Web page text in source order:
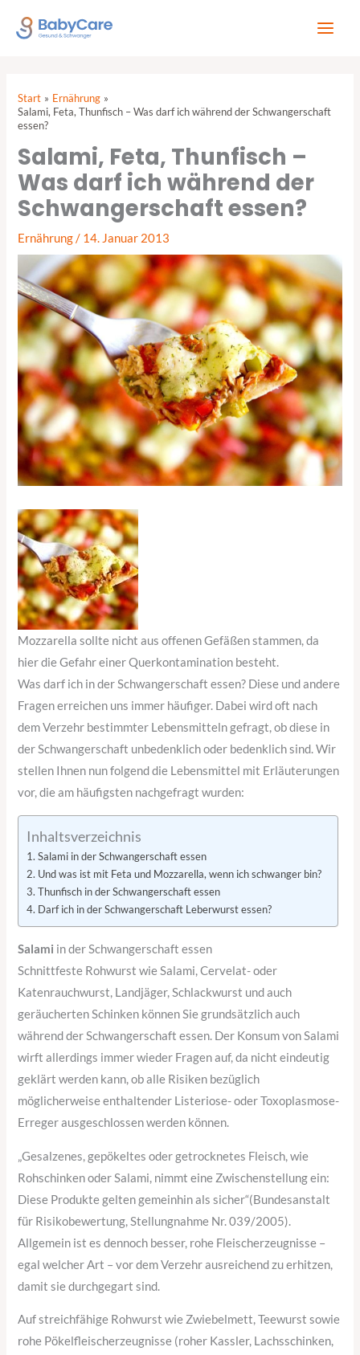
Inhalt
Start
Ernährung
Salami, Feta, Thunfisch – Was darf ich während der Schwangerschaft
essen?
Salami, Feta, Thunfisch –
Was darf ich während der
Schwangerschaft essen?
Ernährung/ 14. Januar 2013
Mozzarella sollte nicht aus offenen Gefäßen stammen, da
hier die Gefahr einer Querkontamination besteht.
Was darf ich in der Schwangerschaft essen? Diese und andere
Fragen erreichen uns immer häufiger. Dabei wird oft nach
dem Verzehr bestimmter Lebensmitteln gefragt, ob diese in
der Schwangerschaft unbedenklich oder bedenklich sind. Wir
stellen Ihnen nun folgend die Lebensmittel mit Erläuterungen
vor, die am häufigsten nachgefragt wurden:
Inhaltsverzeichnis
Salami in der Schwangerschaft essen
Und was ist mit Feta und Mozzarella, wenn ich schwanger bin?
Thunfisch in der Schwangerschaft essen
Darf ich in der Schwangerschaft Leberwurst essen?
Salami in der Schwangerschaft essen
Schnittfeste Rohwurst wie Salami, Cervelat- oder
Katenrauchwurst, Landjäger, Schlackwurst und auch
geräucherten Schinken können Sie grundsätzlich auch
während der Schwangerschaft essen. Der Konsum von Salami
wirft allerdings immer wieder Fragen auf, da nicht eindeutig
geklärt werden kann, ob alle Risiken bezüglich
möglicherweise enthaltender Listeriose- oder Toxoplasmose-
Erreger ausgeschlossen werden können.
„Gesalzenes, gepökeltes oder getrocknetes Fleisch, wie
Rohschinken oder Salami, nimmt eine Zwischenstellung ein:
Diese Produkte gelten gemeinhin als sicher“(Bundesanstalt
für Risikobewertung, Stellungnahme Nr. 039/2005).
Allgemein ist es dennoch besser, rohe Fleischerzeugnisse –
egal welcher Art – vor dem Verzehr ausreichend zu erhitzen,
damit sie durchgegart sind.
Auf streichfähige Rohwurst wie Zwiebelmett, Teewurst sowie
rohe Pökelfleischerzeugnisse (roher Kassler, Lachsschinken,